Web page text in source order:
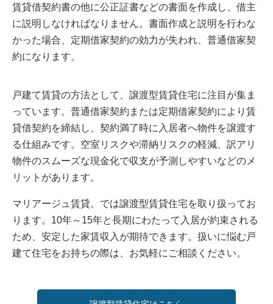
賃貸借契約書の他に公正証書などの書面を作成し、借主
に説明しなければなりません。書面作成と説明を行わな
かった場合、定期借家契約の効力が失われ、普通借家契
約になります。
戸建て賃貸の方法として、譲渡型賃貸住宅に注目が集ま
っています。普通借家契約または定期借家契約により賃
貸借契約を締結し、契約満了時に入居者へ物件を譲渡す
る仕組みです。空室リスクや滞納リスクの軽減、訳アリ
物件のスムーズな現金化で収支が予測しやすいなどのメ
リットがあります。
マリアージュ賃貸。では譲渡型賃貸住宅を取り扱ってお
ります。10年～15年と長期にわたって入居が約束される
ため、安定した家賃収入が期待できます。扱いに悩む戸
建て住宅をお持ちの際は、お気軽にご相談ください。